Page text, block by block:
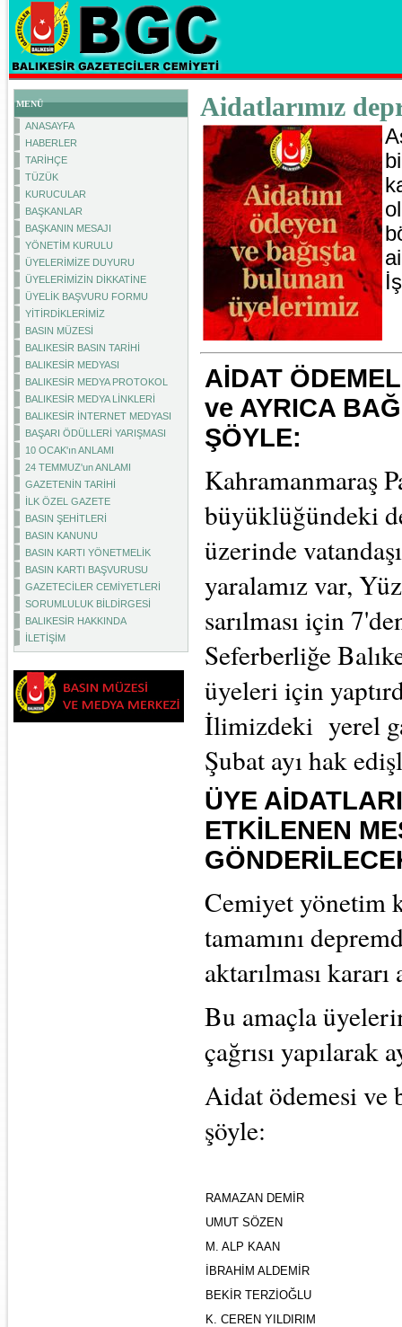
MENÜ
ANASAYFA
HABERLER
TARİHÇE
TÜZÜK
KURUCULAR
BAŞKANLAR
BAŞKANIN MESAJI
YÖNETİM KURULU
ÜYELERİMİZE DUYURU
ÜYELERİMİZİN DİKKATİNE
ÜYELİK BAŞVURU FORMU
YİTİRDİKLERİMİZ
BASIN MÜZESİ
BALIKESİR BASIN TARİHİ
BALIKESİR MEDYASI
BALIKESİR MEDYA PROTOKOL
BALIKESİR MEDYA LİNKLERİ
BALIKESİR İNTERNET MEDYASI
BAŞARI ÖDÜLLERİ YARIŞMASI
10 OCAK'ın ANLAMI
24 TEMMUZ'un ANLAMI
GAZETENİN TARİHİ
İLK ÖZEL GAZETE
BASIN ŞEHİTLERİ
BASIN KANUNU
BASIN KARTI YÖNETMELİK
BASIN KARTI BAŞVURUSU
GAZETECİLER CEMİYETLERİ
SORUMLULUK BİLDİRGESİ
BALIKESİR HAKKINDA
İLETİŞİM
Aidatlarımız
AİDAT
ve AYRICA
ŞÖYLE:
Kahramanmaraş
büyüklüğündeki
üzerinde
yaralamız var,
sarılması için
Seferberliğe
üyeleri için
İlimizdeki yerel
Şubat ayı hak
ÜYE
ETKİLENEN
Cemiyet yönetim
tamamını
aktarılması kararı
Bu amaçla
çağrısı
Aidat ödemesi ve
şöyle:
RAMAZAN DEMİR
UMUT SÖZEN
M. ALP KAAN
İBRAHİM ALDEMİR
BEKİR TERZİOĞLU
K. CEREN YILDIRIM